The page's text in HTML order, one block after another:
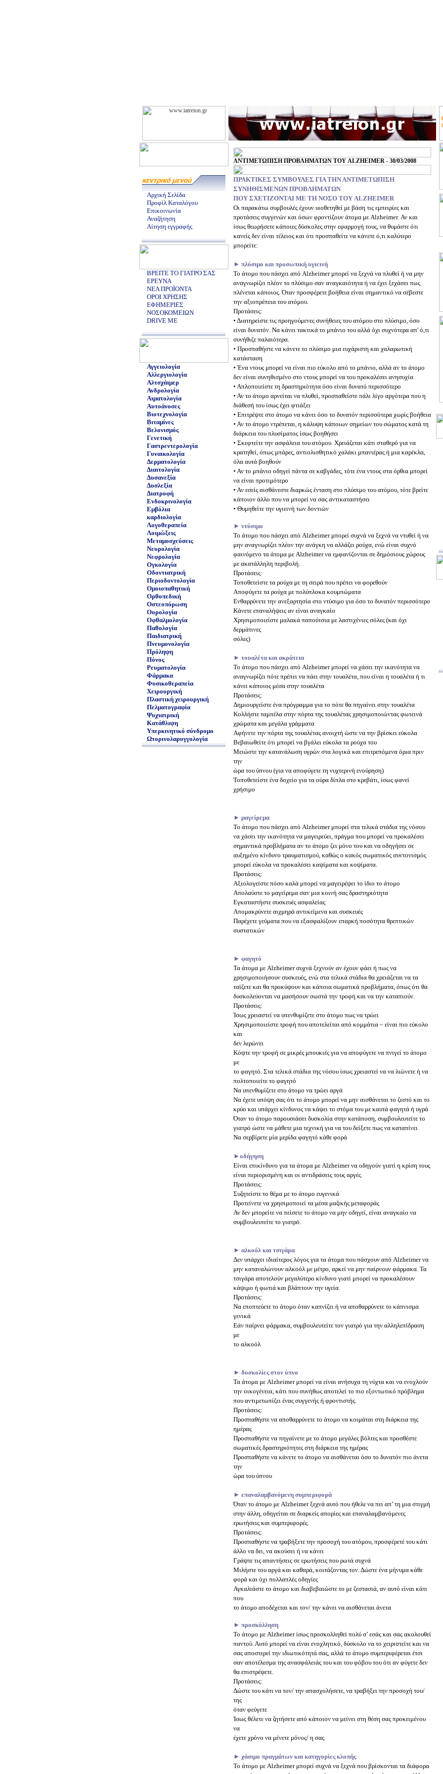
Αρχική Σελίδα
Προφίλ Καταλόγου
Επικοινωνία
Αναζήτηση
Αίτηση εγγραφής
ΒΡΕΙΤΕ ΤΟ ΓΙΑΤΡΟ ΣΑΣ
ΕΡΕΥΝΑ
ΝΕΑ ΠΡΟΪΟΝΤΑ
ΟΡΟΙ ΧΡΗΣΗΣ
ΕΦΗΜΕΡΙΕΣ
ΝΟΣΟΚΟΜΕΙΩΝ
DRIVE ME
Αγγειολογία
Αλλεργιολογία
Αλτσχάιμερ
Ανδρολογία
Αιματολογία
Αυτοάνοσες
Βιοτεχνολογία
Βιταμίνες
Βελονισμός
Γενετική
Γαστρεντερολογία
Γυναικολογία
Δερματολογία
Διαιτολογία
Δυσανεξία
Δυσλεξία
Διατροφή
Ενδοκρινολογία
Εμβόλια
καρδιολογία
Λογοθεραπεία
Λοιμώξεις
Μεταμοσχεύσεις
Νευρολογία
Νεφρολογία
Ογκολογία
Οδοντιατρική
Περιοδοντολογία
Ομοιοπαθητική
Ορθοπεδική
Οστεοπόρωση
Ουρολογία
Οφθαλμολογία
Παθολογία
Παιδιατρική
Πνευμονολογία
Πρόληψη
Πόνος
Ρευματολογία
Φάρμακα
Φυσικοθεραπεία
Χειρουργική
Πλαστική χειρουργική
Πελματογραφία
Ψυχιατρική
Κατάθλιψη
Υπερκινητικό σύνδρομο
Ωτορινολαρυγγολογία
ΑΝΤΙΜΕΤΩΠΙΣΗ ΠΡΟΒΛΗΜΑΤΩΝ ΤΟΥ ALZHEIMER - 30/03/2008
ΠΡΑΚΤΙΚΕΣ ΣΥΜΒΟΥΛΕΣ ΓΙΑ ΤΗΝ ΑΝΤΙΜΕΤΩΠΙΣΗ
ΣΥΝΗΘΙΣΜΕΝΩΝ ΠΡΟΒΛΗΜΑΤΩΝ
ΠΟΥ ΣΧΕΤΙΖΟΝΤΑΙ ΜΕ ΤΗ ΝΟΣΟ ΤΟΥ ALZHEIMER
Οι παρακάτω συμβουλές έχουν υιοθετηθεί με βάση τις εμπειρίες και
προτάσεις συγγενών και όσων φροντίζουν άτομα με Alzheimer. Αν και
ίσως θεωρήσετε κάποιες δύσκολες στην εφαρμογή τους, να θυμάστε ότι
κανείς δεν είναι τέλειος και ότι προσπαθείτε να κάνετε ό,τι καλύτερο
μπορείτε:
► πλύσιμο και προσωπική υγιεινή
Το άτομο που πάσχει από Alzheimer μπορεί να ξεχνά να πλυθεί ή να μην
αναγνωρίζει πλέον το πλύσιμο σαν αναγκαιότητα ή να έχει ξεχάσει πως
πλένεται κάποιος. Όταν προσφέρετε βοήθεια είναι σημαντικό να σέβεστε
την αξιοπρέπεια του ατόμου.
Προτάσεις:
• Διατηρείστε τις προηγούμενες συνήθειες του ατόμου στο πλύσιμο, όσο
είναι δυνατόν. Να κάνει τακτικά το μπάνιο του αλλά όχι συχνότερα απ' ό,τι
συνήθιζε παλαιότερα.
• Προσπαθήστε να κάνετε το πλύσιμο μια ευχάριστη και χαλαρωτική
κατάσταση
• Ένα ντους μπορεί να είναι πιο εύκολο από το μπάνιο, αλλά αν το άτομο
δεν είναι συνηθισμένο στο ντους μπορεί να του προκαλέσει ανησυχία
• Απλοποιείστε τη δραστηριότητα όσο είναι δυνατό περισσότερο
• Αν το άτομο αρνείται να πλυθεί, προσπαθείστε πάλι λίγο αργότερα που η
διάθεσή του ίσως έχει φτιάξει
• Επιτρέψτε στο άτομο να κάνει όσο το δυνατόν περισσότερα χωρίς βοήθεια
• Αν το άτομο ντρέπεται, η κάλυψη κάποιων σημείων του σώματος κατά τη
διάρκεια του πλυσίματος ίσως βοηθήσει
• Σκεφτείτε την ασφάλεια του ατόμου. Χρειάζεται κάτι σταθερό για να
κρατηθεί, όπως μπάρες, αντιολισθητικό χαλάκι μπανιέρας ή μια καρέκλα,
όλα αυτά βοηθούν
• Αν το μπάνιο οδηγεί πάντα σε καβγάδες, τότε ένα ντους στα όρθια μπορεί
να είναι προτιμότερο
• Αν εσείς αισθάνεστε διαρκώς ένταση στο πλύσιμο του ατόμου, τότε βρείτε
κάποιον άλλο που να μπορεί να σας αντικαταστήσει
• Θυμηθείτε την υγιεινή των δοντιών
► ντύσιμο
Το άτομο που πάσχει από Alzheimer μπορεί συχνά να ξεχνά να ντυθεί ή να
μην αναγνωρίζει πλέον την ανάγκη να αλλάζει ρούχα, ενώ είναι συχνό
φαινόμενο τα άτομα με Alzheimer να εμφανίζονται σε δημόσιους χώρους
με ακατάλληλη περιβολή.
Προτάσεις:
Τοποθετείστε τα ρούχα με τη σειρά που πρέπει να φορεθούν
Αποφύγετε τα ρούχα με πολύπλοκα κουμπώματα
Ενθαρρύνετε την ανεξαρτησία στο ντύσιμο για όσο το δυνατόν περισσότερο
Κάνετε επαναλήψεις αν είναι αναγκαίο
Χρησιμοποιείστε μαλακά παπούτσια με λαστιχένιες σόλες (και όχι
δερμάτινες
σόλες)
► τουαλέτα και ακράτεια
Το άτομο που πάσχει από Alzheimer μπορεί να χάσει την ικανότητα να
αναγνωρίζει πότε πρέπει να πάει στην τουαλέτα, που είναι η τουαλέτα ή τι
κάνει κάποιος μέσα στην τουαλέτα
Προτάσεις:
Δημιουργείστε ένα πρόγραμμα για το πότε θα πηγαίνει στην τουαλέτα
Κολλήστε ταμπέλα στην πόρτα της τουαλέτας χρησιμοποιώντας φωτεινά
χρώματα και μεγάλα γράμματα
Αφήνετε την πόρτα της τουαλέτας ανοιχτή ώστε να την βρίσκει εύκολα
Βεβαιωθείτε ότι μπορεί να βγάλει εύκολα τα ρούχα του
Μειώστε την κατανάλωση υγρών στα λογικά και επιτρεπόμενα όρια πριν
την
ώρα του ύπνου (για να αποφύγετε τη νυχτερινή ενούρηση)
Τοποθετείστε ένα δοχείο για τα ούρα δίπλα στο κρεβάτι, ίσως φανεί
χρήσιμο
► μαγείρεμα
Το άτομο που πάσχει από Alzheimer μπορεί στα τελικά στάδια της νόσου
να χάσει την ικανότητα να μαγειρεύει, πράγμα που μπορεί να προκαλέσει
σημαντικά προβλήματα αν το άτομο ζει μόνο του και να οδηγήσει σε
αυξημένο κίνδυνο τραυματισμού, καθώς ο κακός σωματικός συντονισμός
μπορεί εύκολα να προκαλέσει καψίματα και κοψίματα.
Προτάσεις:
Αξιολογείστε πόσο καλά μπορεί να μαγειρέψει το ίδιο το άτομο
Απολαύστε το μαγείρεμα σαν μια κοινή σας δραστηριότητα
Εγκαταστήστε συσκευές ασφαλείας
Απομακρύνετε αιχμηρά αντικείμενα και συσκευές
Παρέχετε γεύματα που να εξασφαλίζουν επαρκή ποσότητα θρεπτικών
συστατικών
► φαγητό
Τα άτομα με Alzheimer συχνά ξεχνούν αν έχουν φάει ή πως να
χρησιμοποιήσουν συσκευές, ενώ στα τελικά στάδια θα χρειάζεται να τα
ταϊζετε και θα προκύψουν και κάποια σωματικά προβλήματα, όπως ότι θα
δυσκολεύονται να μασήσουν σωστά την τροφή και να την καταπιούν.
Προτάσεις:
Ίσως χρειαστεί να υπενθυμίζετε στο άτομο πως να τρώει
Χρησιμοποιείστε τροφή που αποτελείται από κομμάτια – είναι πιο εύκολο
και
δεν λερώνει
Κόψτε την τροφή σε μικρές μπουκιές για να αποφύγετε να πνιγεί το άτομο
με
το φαγητό. Στα τελικά στάδια της νόσου ίσως χρειαστεί να να λιώνετε ή να
πολτοποιείτε το φαγητό
Να υπενθυμίζετε στο άτομο να τρώει αργά
Να έχετε υπόψη σας ότι το άτομο μπορεί να μην αισθάνεται το ζεστό και το
κρύο και υπάρχει κίνδυνος να κάψει το στόμα του με καυτά φαγητά ή υγρά
Όταν το άτομο παρουσιάσει δυσκολία στην κατάποση, συμβουλευτείτε το
γιατρό ώστε να μάθετε μια τεχνική για να του δείξετε πως να καταπίνει
Να σερβίρετε μία μερίδα φαγητό κάθε φορά
►οδήγηση
Είναι επικίνδυνο για τα άτομα με Alzheimer να οδηγούν γιατί η κρίση τους
είναι περιορισμένη και οι αντιδράσεις τους αργές.
Προτάσεις:
Συζητείστε το θέμα με το άτομο ευγενικά
Προτείνετε να χρησιμοποιεί τα μέσα μαζικής μεταφοράς
Αν δεν μπορείτε να πείσετε το άτομο να μην οδηγεί, είναι αναγκαίο να
συμβουλευτείτε το γιατρό.
► αλκοόλ και τσιγάρα
Δεν υπάρχει ιδιαίτερος λόγος για τα άτομα που πάσχουν από Alzheimer να
μην καταναλώνουν αλκοόλ με μέτρο, αρκεί να μην παίρνουν φάρμακα. Τα
τσιγάρα αποτελούν μεγαλύτερο κίνδυνο γιατί μπορεί να προκαλέσουν
κάψιμο ή φωτιά και βλάπτουν την υγεία.
Προτάσεις:
Να εποπτεύετε το άτομο όταν καπνίζει ή να αποθαρρύνετε το κάπνισμα
γενικά
Εάν παίρνει φάρμακα, συμβουλευτείτε τον γιατρό για την αλληλεπίδραση
με
το αλκοόλ
► δυσκολίες στον ύπνο
Τα άτομα με Alzheimer μπορεί να είναι ανήσυχα τη νύχτα και να ενοχλούν
την οικογένεια, κάτι που συνήθως αποτελεί το πιο εξοντωτικό πρόβλημα
που αντιμετωπίζει ένας συγγενής ή φροντιστής.
Προτάσεις:
Προσπαθήστε να αποθαρρύνετε το άτομο να κοιμάται στη διάρκεια της
ημέρας
Προσπαθήστε να πηγαίνετε με το άτομο μεγάλες βόλτες και προσθέστε
σωματικές δραστηριότητες στη διάρκεια της ημέρας
Προσπαθήστε να κάνετε το άτομο να αισθάνεται όσο το δυνατόν πιο άνετα
την
ώρα του ύπνου
► επαναλαμβανόμενη συμπεριφορά
Όταν το άτομο με Alzheimer ξεχνά αυτό που ήθελε να πει απ’ τη μια στιγμή
στην άλλη, οδηγείται σε διαρκείς απορίες και επαναλαμβανόμενες
ερωτήσεις και συμπεριφορές.
Προτάσεις:
Προσπαθήστε να τραβήξετε την προσοχή του ατόμου, προσφέρετέ του κάτι
άλλο να δει, να ακούσει ή να κάνει
Γράψτε τις απαντήσεις σε ερωτήσεις που ρωτά συχνά
Μιλήστε του αργά και καθαρά, κοιτάζοντας τον. Δώστε ένα μήνυμα κάθε
φορά και όχι πολλαπλές οδηγίες
Αγκαλιάστε το άτομο και διαβεβαιώστε το με ζεστασιά, αν αυτό είναι κάτι
που
το άτομο αποδέχεται και τον/ την κάνει να αισθάνεται άνετα
► προσκόλληση
Το άτομο με Alzheimer ίσως προσκολληθεί πολύ σ’ εσάς και σας ακολουθεί
παντού. Αυτό μπορεί να είναι ενοχλητικό, δύσκολο να το χειριστείτε και να
σας αποστερεί την ιδιωτικότητά σας, αλλά το άτομο συμπεριφέρεται έτσι
σαν αποτέλεσμα της ανασφάλειάς του και του φόβου του ότι αν φύγετε δεν
θα επιστρέψετε.
Προτάσεις:
Δώστε του κάτι να τον/ την απασχολήσετε, να τραβήξει την προσοχή του/
της
όταν φεύγετε
Ίσως θέλετε να ζητήσετε από κάποιον να μείνει στη θέση σας προκειμένου
να
έχετε χρόνο να μένετε μόνος/ η σας
► χάσιμο πραγμάτων και κατηγορίες κλοπής
Το άτομο με Alzheimer μπορεί συχνά να ξεχνά που βρίσκονται τα διάφορα